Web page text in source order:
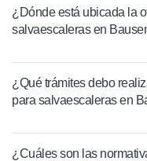
¿Dónde está ubicada la
salvaescaleras en
¿Qué trámites debo
para salvaescaleras en
¿Cuáles son las